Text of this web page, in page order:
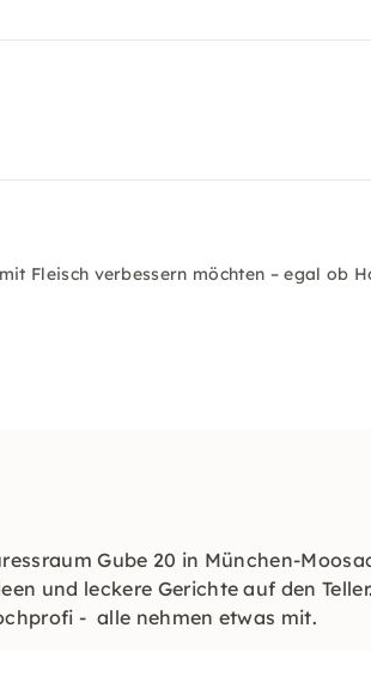
Fleisch verbessern möchten – egal ob
Gube 20 in München-
und leckere Gerichte auf den
- alle nehmen etwas mit.